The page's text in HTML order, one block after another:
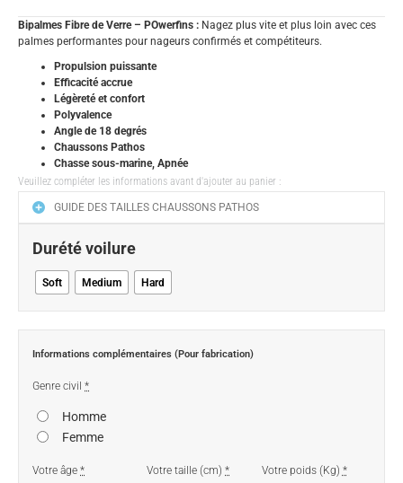
Bipalmes Fibre de Verre – POwerfins : Nagez plus vite et plus loin avec ces
palmes performantes pour nageurs confirmés et compétiteurs.
Propulsion puissante
Efficacité accrue
Légèreté et confort
Polyvalence
Angle de 18 degrés
Chaussons Pathos
Chasse sous-marine, Apnée
Veuillez compléter les informations avant d'ajouter au panier :
GUIDE DES TAILLES CHAUSSONS PATHOS
Durété voilure
Soft Medium Hard
Informations complémentaires (Pour fabrication)
Genre civil *
Homme
Femme
Votre âge * Votre taille (cm) * Votre poids (Kg) *